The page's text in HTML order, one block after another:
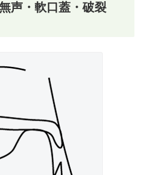
声・軟口蓋・破裂